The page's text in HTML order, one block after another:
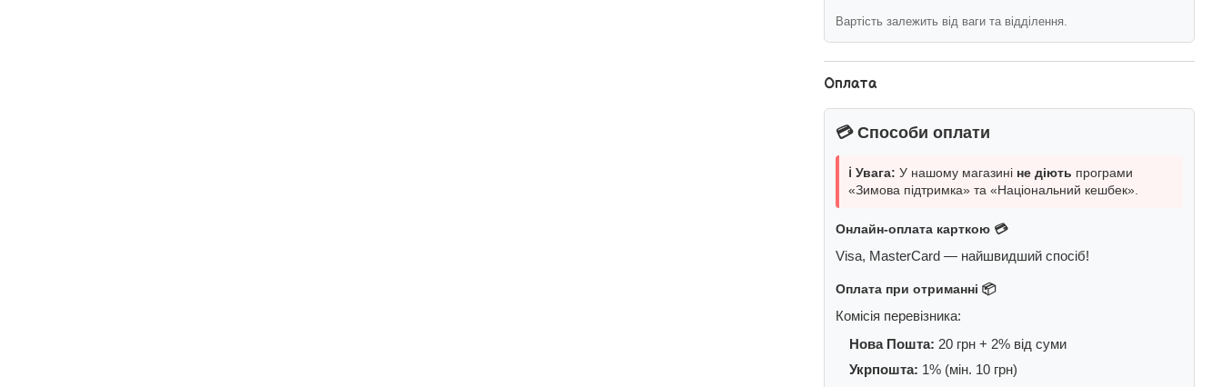
Вартість залежить від ваги та відділення.
Оплата
💳 Способи оплати
ℹ️ Увага: У нашому магазині не діють програми
«Зимова підтримка» та «Національний кешбек».
Онлайн-оплата карткою 💳
Visa, MasterCard — найшвидший спосіб!
Оплата при отриманні 📦
Комісія перевізника:
Нова Пошта: 20 грн + 2% від суми
Укрпошта: 1% (мін. 10 грн)